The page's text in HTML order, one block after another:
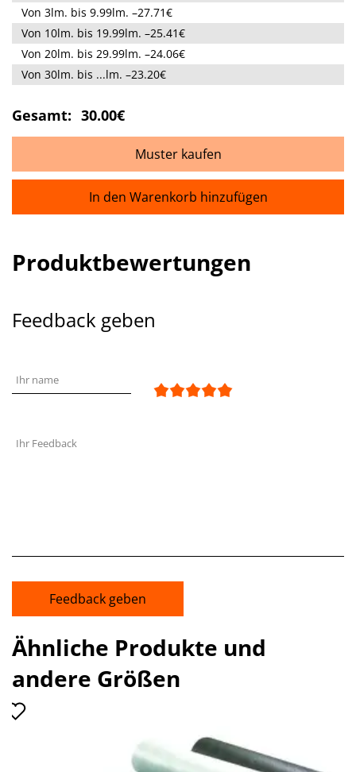
Von 3lm. bis 9.99lm. –27.71€
Von 10lm. bis 19.99lm. –25.41€
Von 20lm. bis 29.99lm. –24.06€
Von 30lm. bis ...lm. –23.20€
Gesamt: 30.00€
Muster kaufen
In den Warenkorb hinzufügen
Produktbewertungen
Feedback geben
Ihr name
Ihr Feedback
Feedback geben
Ähnliche Produkte und
andere Größen